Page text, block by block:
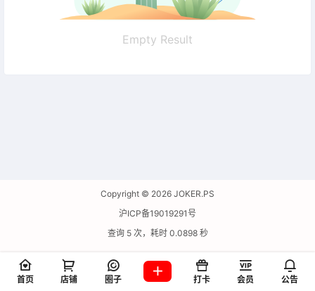
Empty Result
Copyright © 2026 JOKER.PS
沪ICP备19019291号
查询 5 次，耗时 0.0898 秒
首页 店铺 圈子 打卡 会员 公告